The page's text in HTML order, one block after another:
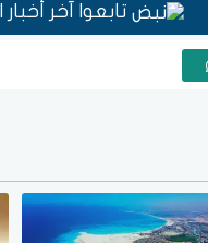
تابعوا آخر